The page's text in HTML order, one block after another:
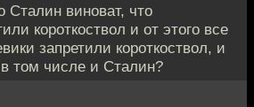
Сталин виноват, что
короткоствол и от этого все
запретили короткоствол, и
том числе и Сталин?